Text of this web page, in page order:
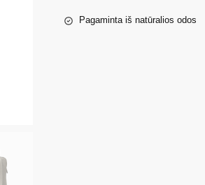
Pagaminta iš natūralios odos